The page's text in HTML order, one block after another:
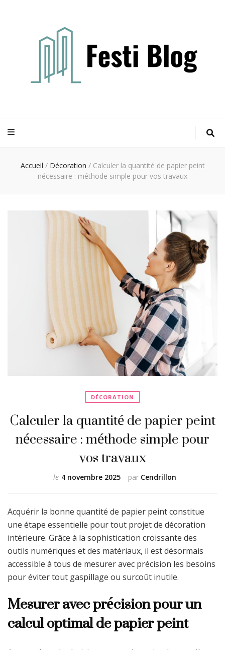
Accueil / Décoration / Calculer la quantité de papier peint
nécessaire : méthode simple pour vos travaux
DÉCORATION
Calculer la quantité de papier peint
nécessaire : méthode simple pour
vos travaux
par Cendrillon
le 4 novembre 2025
Acquérir la bonne quantité de papier peint constitue
une étape essentielle pour tout projet de décoration
intérieure. Grâce à la sophistication croissante des
outils numériques et des matériaux, il est désormais
accessible à tous de mesurer avec précision les besoins
pour éviter tout gaspillage ou surcoût inutile.
Mesurer avec précision pour un
calcul optimal de papier peint